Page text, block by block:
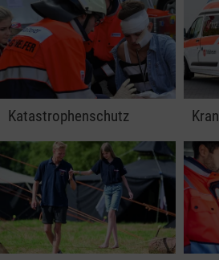
Katastrophenschutz